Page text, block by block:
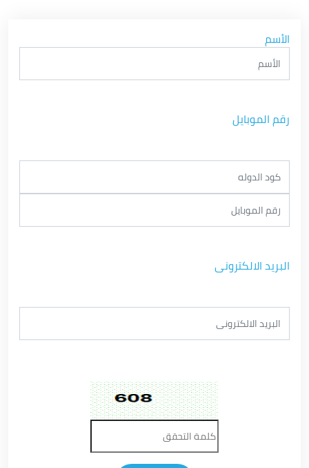
الأسم
رقم الموبايل
البريد الالكترونى